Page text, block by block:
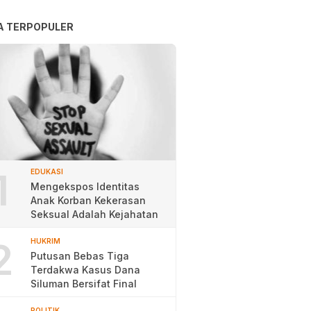
TERPOPULER
EDUKASI
Mengekspos Identitas
Anak Korban Kekerasan
Seksual Adalah Kejahatan
HUKRIM
Putusan Bebas Tiga
Terdakwa Kasus Dana
Siluman Bersifat Final